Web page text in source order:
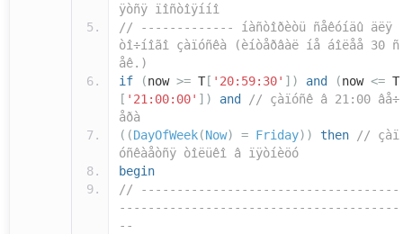
ÿòñÿ ïîñòîÿííî
// ------------- íàñòîðèòü ñåêóíäû äëÿ
òî÷íîãî çàïóñêà (èíòåðâàë íå áîëåå 30 ñ
åê.)
if
(now >= T [ '20:59:30' ]) and (now <= T
[ '21:00:00' ]) and
// çàïóñê â 21:00 âå÷
åðà
((DayOfWeek(Now) = Friday)) then
// çàï
óñêàåòñÿ òîëüêî â ïÿòíèöó
begin
// ------------------------------------
---------------------------------------
--